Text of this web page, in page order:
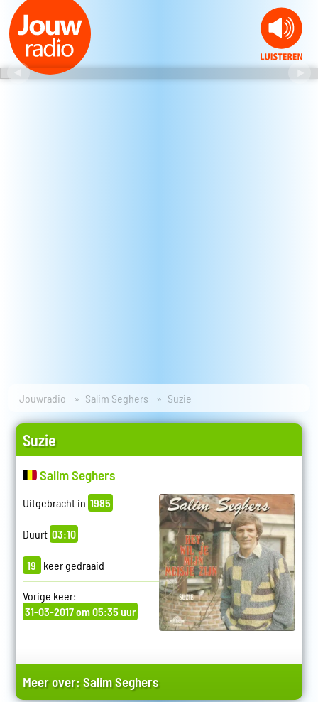
Jouwradio Salim Seghers Suzie
Suzie
Salim Seghers
Uitgebracht in 1985
Duurt 03:10
19 keer gedraaid
Vorige keer:
31-03-2017 om 05:35 uur
Meer over:Salim Seghers